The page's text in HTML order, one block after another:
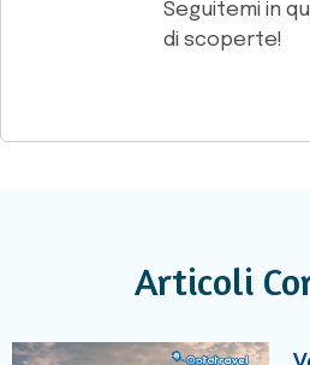
Seguitemi in
di scoperte!
Articoli